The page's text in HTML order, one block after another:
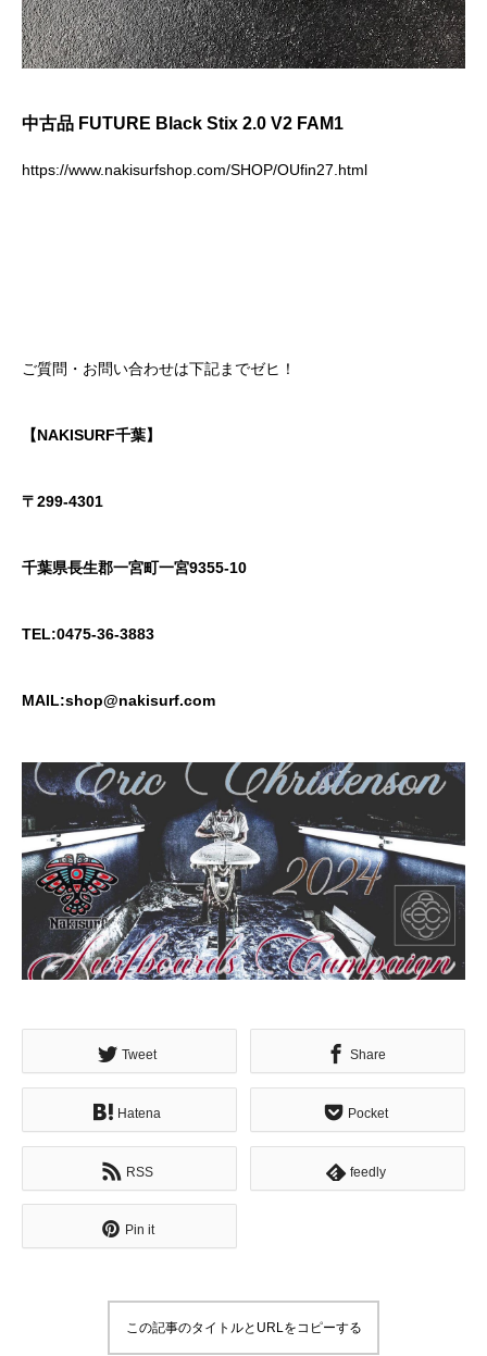
中古品 FUTURE Black Stix 2.0 V2 FAM1
https://www.nakisurfshop.com/SHOP/OUfin27.html
ご質問・お問い合わせは下記までゼヒ！
【NAKISURF千葉】
〒299-4301
千葉県長生郡一宮町一宮9355-10
TEL:0475-36-3883
MAIL:shop@nakisurf.com
Tweet Share
Hatena Pocket
RSS feedly
Pin it
この記事のタイトルとURLをコピーする